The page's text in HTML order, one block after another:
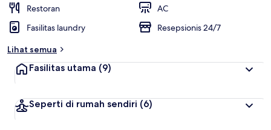
Restoran
AC
Fasilitas laundry
Resepsionis 24/7
Lihat semua
Fasilitas utama (9)
Seperti di rumah sendiri (6)